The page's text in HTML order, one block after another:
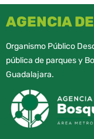
AGENCIA
Organismo Público
pública de parques y
Guadalajara.